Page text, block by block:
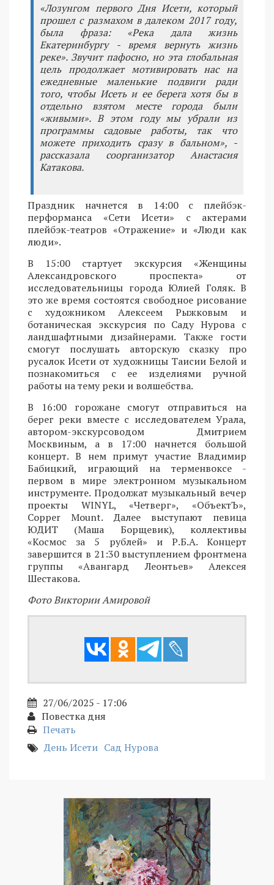
«Лозунгом первого Дня Исети, который
прошел с размахом в далеком 2017 году,
была фраза: «Река дала жизнь
Екатеринбургу - время вернуть жизнь
реке». Звучит пафосно, но эта глобальная
цель продолжает мотивировать нас на
ежедневные маленькие подвиги ради
того, чтобы Исеть и ее берега хотя бы в
отдельно взятом месте города были
«живыми». В этом году мы убрали из
программы садовые работы, так что
можете приходить сразу в бальном», -
рассказала соорганизатор Анастасия
Катакова.
Праздник начнется в 14:00 с плейбэк-
перформанса «Сети Исети» с актерами
плейбэк-театров «Отражение» и «Люди как
люди».
В 15:00 стартует экскурсия «Женщины
Александровского проспекта» от
исследовательницы города Юлией Голяк. В
это же время состоятся свободное рисование
с художником Алексеем Рыжковым и
ботаническая экскурсия по Саду Нурова с
ландшафтными дизайнерами. Также гости
смогут послушать авторскую сказку про
русалок Исети от художницы Таисии Белой и
познакомиться с ее изделиями ручной
работы на тему реки и волшебства.
В 16:00 горожане смогут отправиться на
берег реки вместе с исследователем Урала,
автором-экскурсоводом Дмитрием
Москвиным, а в 17:00 начнется большой
концерт. В нем примут участие Владимир
Бабицкий, играющий на терменвоксе -
первом в мире электронном музыкальном
инструменте. Продолжат музыкальный вечер
проекты WINYL, «Четверг», «ОбъектЪ»,
Copper Mount. Далее выступают певица
ЮДИТ (Маша Борщевик), коллективы
«Космос за 5 рублей» и Р.Б.А. Концерт
завершится в 21:30 выступлением фронтмена
группы «Авангард Леонтьев» Алексея
Шестакова.
Фото Виктории Амировой
27/06/2025 - 17:06
Повестка дня
Печать
День Исети Сад Нурова